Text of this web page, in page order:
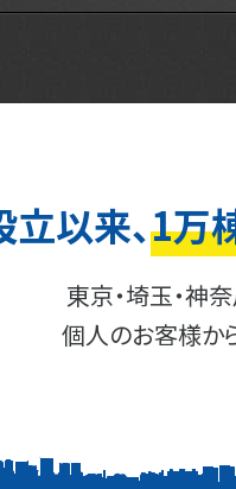
立以来、1万
東京・埼玉・神
個人のお客様か